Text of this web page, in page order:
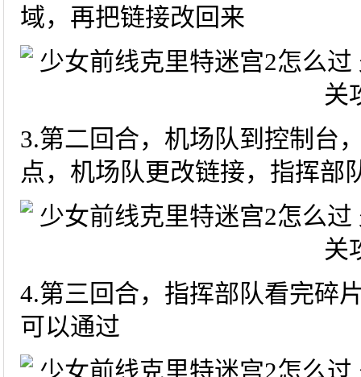
域，再把链接改回来
3.第二回合，机场队到控制台
点，机场队更改链接，指挥部
4.第三回合，指挥部队看完碎
可以通过